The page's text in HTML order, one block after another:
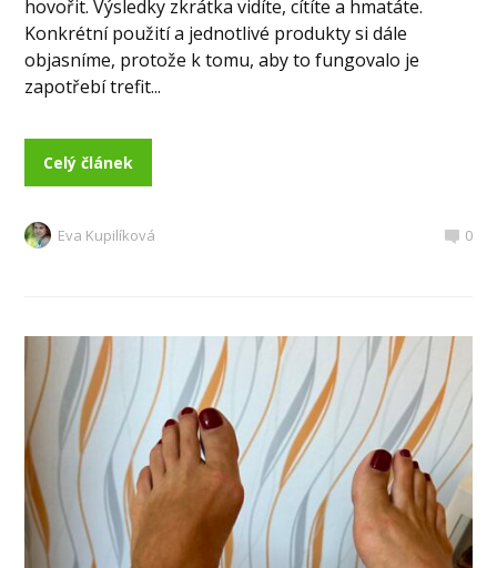
hovořit. Výsledky zkrátka vidíte, cítíte a hmatáte.
Konkrétní použití a jednotlivé produkty si dále
objasníme, protože k tomu, aby to fungovalo je
zapotřebí trefit...
Celý článek
Eva Kupilíková 0